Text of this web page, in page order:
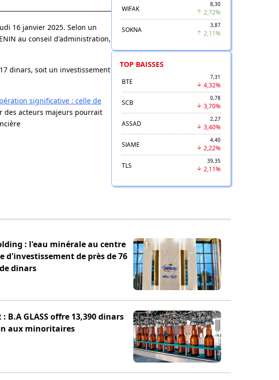
16 janvier 2025. Selon un
au conseil d'administration,
dinars, soit un investissement
significative : celle de
des acteurs majeurs pourrait
WIFAK
8,30
2,72%
SOKNA
3,87
2,11%
TOP BAISSES
BTE
7,31
4,32%
SCB
0,78
3,70%
ASSAD
2,27
3,40%
SIAME
4,40
2,22%
TLS
39,35
2,11%
: l'eau minérale au centre
d'investissement de près de 76
dinars
: B.A GLASS offre 13,390 dinars
aux minoritaires